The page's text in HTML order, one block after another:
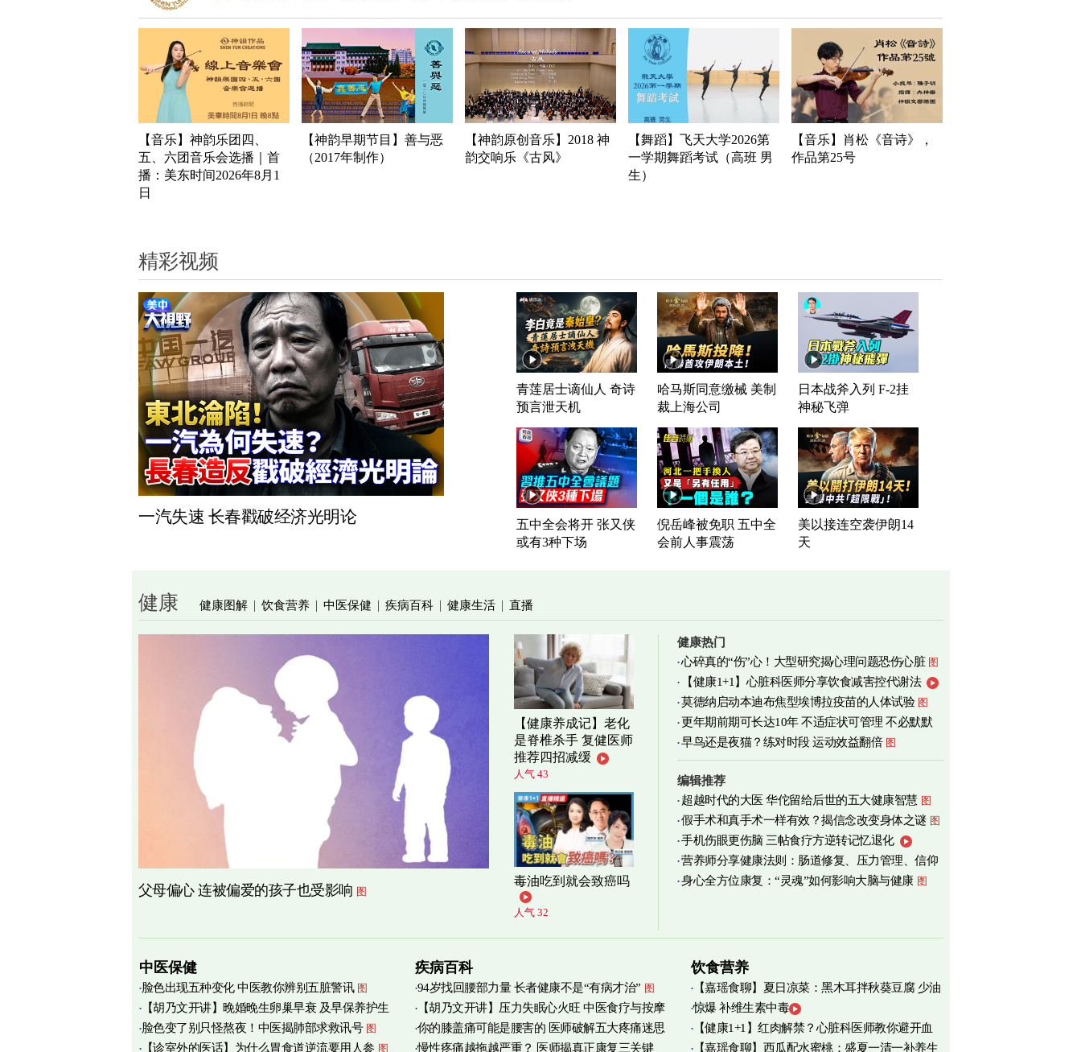
【音乐】神韵乐团四、
五、六团音乐会选播｜首
播：美东时间2026年8月1
日
【神韵早期节目】善与恶
（2017年制作）
【神韵原创音乐】2018 神
韵交响乐《古风》
【舞蹈】飞天大学2026第
一学期舞蹈考试（高班 男
生）
【音乐】肖松《音诗》，
作品第25号
精彩视频
一汽失速 长春戳破经济光明论
青莲居士谪仙人 奇诗
预言泄天机
哈马斯同意缴械 美制
裁上海公司
日本战斧入列 F-2挂
神秘飞弹
五中全会将开 张又侠
或有3种下场
倪岳峰被免职 五中全
会前人事震荡
美以接连空袭伊朗14
天
健康 健康图解 | 饮食营养 | 中医保健 | 疾病百科 | 健康生活 | 直播
父母偏心 连被偏爱的孩子也受影响 图
【健康养成记】老化
是脊椎杀手 复健医师
推荐四招减缓
人气 43
毒油吃到就会致癌吗
人气 32
健康热门
心碎真的“伤”心！大型研究揭心理问题恐伤心脏 图
【健康1+1】心脏科医师分享饮食减害控代谢法
莫德纳启动本迪布焦型埃博拉疫苗的人体试验 图
更年期前期可长达10年 不适症状可管理 不必默默
忍受 图
早鸟还是夜猫？练对时段 运动效益翻倍 图
编辑推荐
超越时代的大医 华佗留给后世的五大健康智慧 图
假手术和真手术一样有效？揭信念改变身体之谜 图
手机伤眼更伤脑 三帖食疗方逆转记忆退化
营养师分享健康法则：肠道修复、压力管理、信仰
实践 图
身心全方位康复：“灵魂”如何影响大脑与健康 图
中医保健
脸色出现五种变化 中医教你辨别五脏警讯 图
【胡乃文开讲】晚婚晚生卵巢早衰 及早保养护生
育
脸色变了别只怪熬夜！中医揭肺部求救讯号 图
【诊室外的医话】为什么胃食道逆流要用人参 图
疾病百科
94岁找回腰部力量 长者健康不是“有病才治” 图
【胡乃文开讲】压力失眠心火旺 中医食疗与按摩
自救
你的膝盖痛可能是腰害的 医师破解五大疼痛迷思
图
慢性疼痛越拖越严重？ 医师揭真正康复三关键
饮食营养
【嘉瑶食聊】夏日凉菜：黑木耳拌秋葵豆腐 少油
烟清爽养心 图
惊爆 补维生素中毒
【健康1+1】红肉解禁？心脏科医师教你避开血
【嘉瑶食聊】西瓜配水蜜桃：盛夏一清一补养生